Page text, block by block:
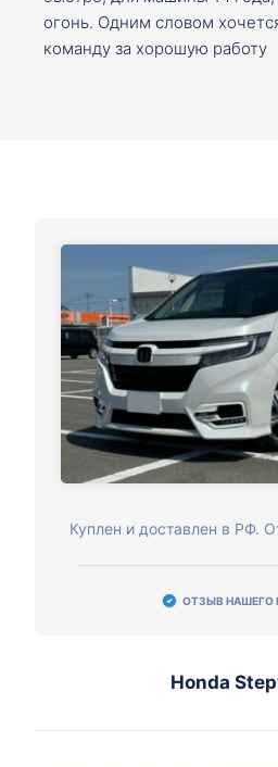
огонь. Одним словом
команду за хорошую работу
Куплен и доставлен в РФ.
ОТЗЫВ НАШЕГО
Honda